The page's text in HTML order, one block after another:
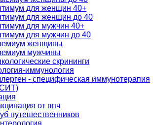
для женщин 40+
для женщин до 40
для мужчин 40+
для мужчин до 40
женщины
мужчины
скрининги
иммунология
- специфическая иммунотерапия
от впч
путешественников